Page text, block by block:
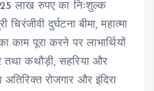
25 लाख रुपए का निःशुल्क
दुर्घटना बीमा, महात्मा
काम पूरा करने पर लाभार्थियों
तथा कथौड़ी, सहरिया और
रोजगार और इंदिरा